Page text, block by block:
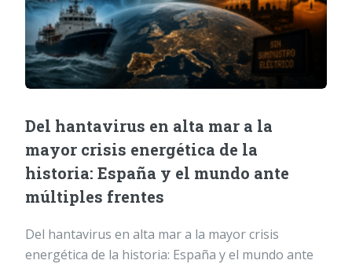
Del hantavirus en alta mar a la
mayor crisis energética de la
historia: España y el mundo ante
múltiples frentes
Del hantavirus en alta mar a la mayor crisis
energética de la historia: España y el mundo ante